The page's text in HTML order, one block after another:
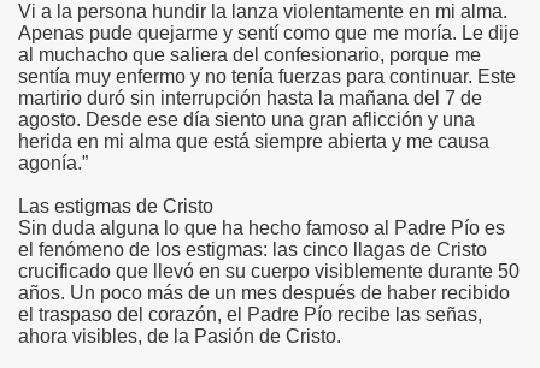
Vi a la persona hundir la lanza violentamente en mi alma.
Apenas pude quejarme y sentí como que me moría. Le dije
al muchacho que saliera del confesionario, porque me
sentía muy enfermo y no tenía fuerzas para continuar. Este
martirio duró sin interrupción hasta la mañana del 7 de
agosto. Desde ese día siento una gran aflicción y una
herida en mi alma que está siempre abierta y me causa
agonía.”
Las estigmas de Cristo
Sin duda alguna lo que ha hecho famoso al Padre Pío es
el fenómeno de los estigmas: las cinco llagas de Cristo
crucificado que llevó en su cuerpo visiblemente durante 50
años. Un poco más de un mes después de haber recibido
el traspaso del corazón, el Padre Pío recibe las señas,
ahora visibles, de la Pasión de Cristo.